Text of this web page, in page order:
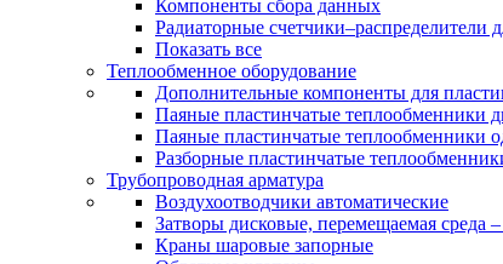
Компоненты сбора данных
Радиаторные счетчики–распределители
Показать все
Теплообменное оборудование
Дополнительные компоненты для
Паяные пластинчатые теплообменники
Паяные пластинчатые теплообменники
Разборные пластинчатые
Трубопроводная арматура
Воздухоотводчики автоматические
Затворы дисковые, перемещаемая среда
Краны шаровые запорные